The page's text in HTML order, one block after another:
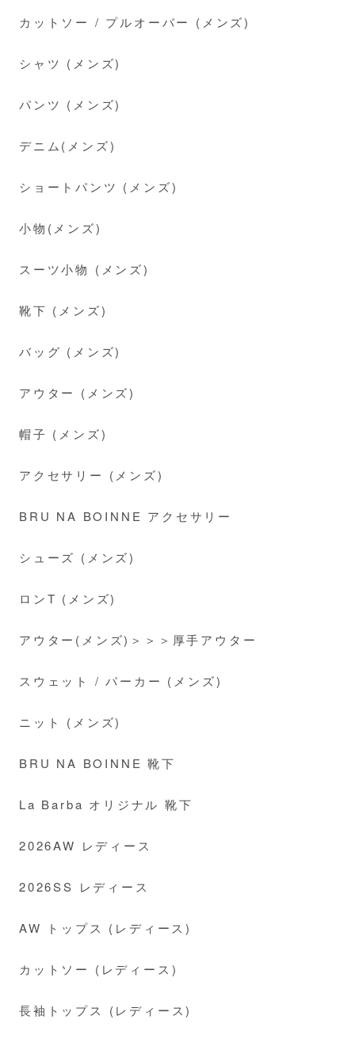
カットソー / プルオーバー (メンズ)
シャツ (メンズ)
パンツ (メンズ)
デニム(メンズ)
ショートパンツ (メンズ)
小物(メンズ)
スーツ小物 (メンズ)
靴下 (メンズ)
バッグ (メンズ)
アウター (メンズ)
帽子 (メンズ)
アクセサリー (メンズ)
BRU NA BOINNE アクセサリー
シューズ (メンズ)
ロンT (メンズ)
アウター(メンズ)＞＞＞厚手アウター
スウェット / パーカー (メンズ)
ニット (メンズ)
BRU NA BOINNE 靴下
La Barba オリジナル 靴下
2026AW レディース
2026SS レディース
AW トップス (レディース)
カットソー (レディース)
長袖トップス (レディース)